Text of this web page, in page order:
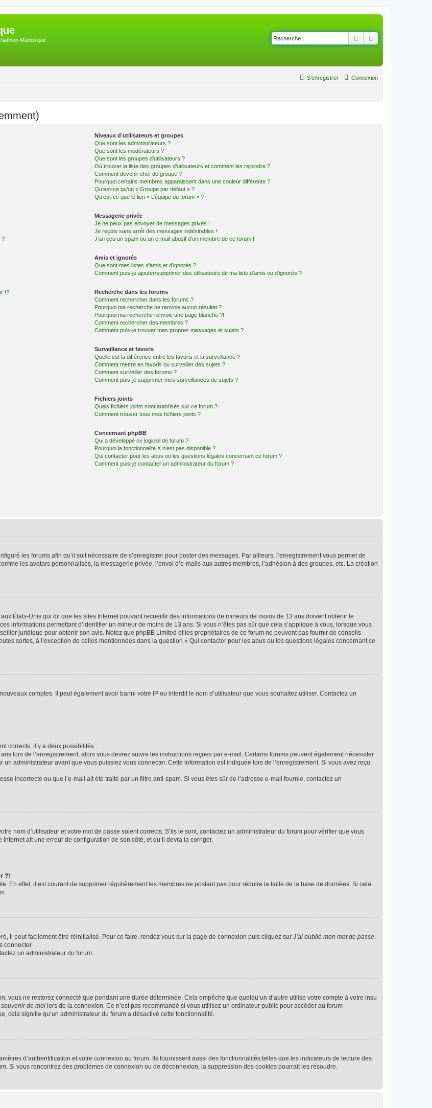
Manosque Rechercher
Connexion
S’enregistrer
?
!?
Niveaux d’utilisateurs et groupes
Que sont les administrateurs ?
Que sont les modérateurs ?
Que sont les groupes d’utilisateurs ?
Où trouver la liste des groupes d’utilisateurs et comment les rejoindre ?
Comment devenir chef de groupe ?
Pourquoi certains membres apparaissent dans une couleur différente ?
Qu’est-ce qu’un « Groupe par défaut » ?
Qu’est-ce que le lien « L’équipe du forum » ?
Messagerie privée
Je ne peux pas envoyer de messages privés !
Je reçois sans arrêt des messages indésirables !
J’ai reçu un spam ou un e-mail abusif d’un membre de ce forum !
Amis et ignorés
Que sont mes listes d’amis et d’ignorés ?
Comment puis-je ajouter/supprimer des utilisateurs de ma liste d’amis ou d’ignorés ?
Recherche dans les forums
Comment rechercher dans les forums ?
Pourquoi ma recherche ne renvoie aucun résultat ?
Pourquoi ma recherche renvoie une page blanche ?!
Comment rechercher des membres ?
Comment puis-je trouver mes propres messages et sujets ?
Surveillance et favoris
Quelle est la différence entre les favoris et la surveillance ?
Comment mettre en favoris ou surveiller des sujets ?
Comment surveiller des forums ?
Comment puis-je supprimer mes surveillances de sujets ?
Fichiers joints
Quels fichiers joints sont autorisés sur ce forum ?
Comment trouver tous mes fichiers joints ?
Concernant phpBB
Qui a développé ce logiciel de forum ?
Pourquoi la fonctionnalité X n’est pas disponible ?
Qui contacter pour les abus ou les questions légales concernant ce forum ?
Comment puis-je contacter un administrateur du forum ?
les forums afin qu’il soit nécessaire de s’enregistrer pour poster des messages. Par ailleurs, l’enregistrement vous permet de
les avatars personnalisés, la messagerie privée, l’envoi d’e-mails aux autres membres, l’adhésion à des groupes, etc. La création
États-Unis qui dit que les sites Internet pouvant recueillir des informations de mineurs de moins de 13 ans doivent obtenir le
informations permettant d’identifier un mineur de moins de 13 ans. Si vous n’êtes pas sûr que cela s’applique à vous, lorsque vous
juridique pour obtenir son avis. Notez que phpBB Limited et les propriétaires de ce forum ne peuvent pas fournir de conseils
sortes, à l’exception de celles mentionnées dans la question « Qui contacter pour les abus ou les questions légales concernant ce
comptes. Il peut également avoir banni votre IP ou interdit le nom d’utilisateur que vous souhaitez utiliser. Contactez un
corrects, il y a deux possibilités :
lors de l’enregistrement, alors vous devrez suivre les instructions reçues par e-mail. Certains forums peuvent également nécessiter
administrateur avant que vous puissiez vous connecter. Cette information est indiquée lors de l’enregistrement. Si vous avez reçu
incorrecte ou que l’e-mail ait été traité par un filtre anti-spam. Si vous êtes sûr de l’adresse e-mail fournie, contactez un
nom d’utilisateur et votre mot de passe soient corrects. S’ils le sont, contactez un administrateur du forum pour vérifier que vous
ait une erreur de configuration de son côté, et qu’il devra la corriger.
?!
En effet, il est courant de supprimer régulièrement les membres ne postant pas pour réduire la taille de la base de données. Si cela
il peut facilement être réinitialisé. Pour ce faire, rendez vous sur la page de connexion puis cliquez sur J’ai oublié mon mot de passe.
connecter.
un administrateur du forum.
vous ne resterez connecté que pendant une durée déterminée. Cela empêche que quelqu’un d’autre utilise votre compte à votre insu
souvenir de moi lors de la connexion. Ce n’est pas recommandé si vous utilisez un ordinateur public pour accéder au forum
cela signifie qu’un administrateur du forum a désactivé cette fonctionnalité.
d’authentification et votre connexion au forum. Ils fournissent aussi des fonctionnalités telles que les indicateurs de lecture des
Si vous rencontrez des problèmes de connexion ou de déconnexion, la suppression des cookies pourrait les résoudre.